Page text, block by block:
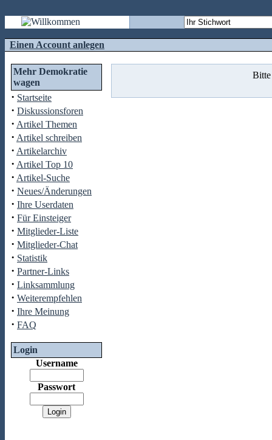
Einen Account anlegen
Mehr Demokratie
wagen
· Startseite
· Diskussionsforen
· Artikel Themen
· Artikel schreiben
· Artikelarchiv
· Artikel Top 10
· Artikel-Suche
· Neues/Änderungen
· Ihre Userdaten
· Für Einsteiger
· Mitglieder-Liste
· Mitglieder-Chat
· Statistik
· Partner-Links
· Linksammlung
· Weiterempfehlen
· Ihre Meinung
· FAQ
Login
Username
Passwort
Bitte